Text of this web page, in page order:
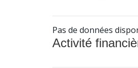
Pas de données
Activité